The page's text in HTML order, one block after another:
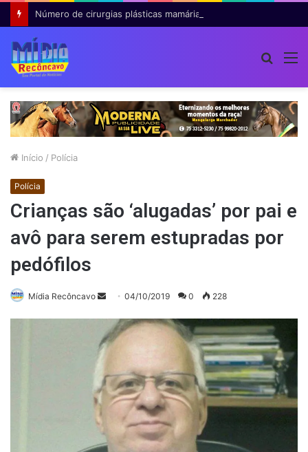
Início / Polícia
Polícia
Crianças são ‘alugadas’ por pai e
avô para serem estupradas por
pedófilos
Mídia Recôncavo
Mande
e-
mail
04/10/2019 0 228